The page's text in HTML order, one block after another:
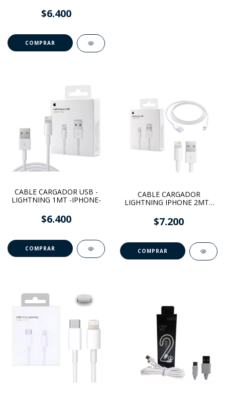
$6.400
CABLE CARGADOR USB -
LIGHTNING 1MT -IPHONE-
$6.400
CABLE CARGADOR
LIGHTNING IPHONE 2MT -
$7.200